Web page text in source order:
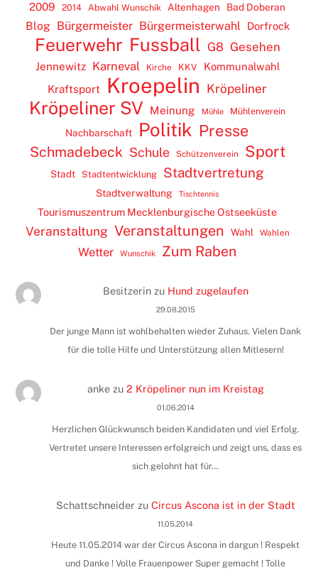
2009 2014 Abwahl Wunschik Altenhagen Bad Doberan
Blog Bürgermeister Bürgermeisterwahl Dorfrock
Feuerwehr Fussball G8 Gesehen
Jennewitz Karneval Kirche KKV
Kommunalwahl
Kraftsport
Kroepelin Kröpeliner
Kröpeliner SV Meinung Mühle Mühlenverein
Nachbarschaft Politik Presse
Schmadebeck Schule Schützenverein Sport
Stadt Stadtentwicklung Stadtvertretung
Stadtverwaltung Tischtennis
Tourismuszentrum Mecklenburgische Ostseeküste
Veranstaltung Veranstaltungen Wahl Wahlen
Wetter Wunschik Zum Raben
Besitzerinzu Hund zugelaufen
29.08.2015
Der junge Mann ist wohlbehalten wieder Zuhaus. Vielen Dank
für die tolle Hilfe und Unterstützung allen Mitlesern!
ankezu 2 Kröpeliner nun im Kreistag
01.06.2014
Herzlichen Glückwunsch beiden Kandidaten und viel Erfolg.
Vertretet unsere Interessen erfolgreich und zeigt uns, dass es
sich gelohnt hat für…
Schattschneider zu Circus Ascona ist in der Stadt
11.05.2014
Heute 11.05.2014 war der Circus Ascona in dargun ! Respekt
und Danke ! Volle Frauenpower Super gemacht ! Tolle